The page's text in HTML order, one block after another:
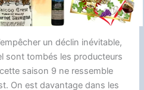
n
e
r
d
n
d
i
un déclin inévitable,
sont tombés les producteurs
saison 9 ne ressemble
On est davantage dans les